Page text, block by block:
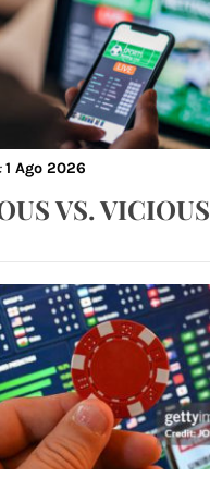
1 Ago 2026
VS. VICIOUS